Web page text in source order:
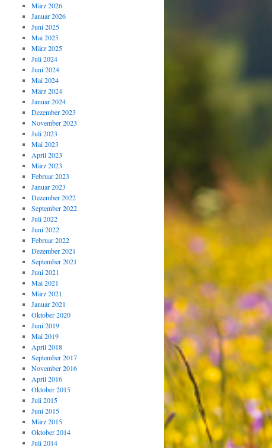
März 2026
Januar 2026
Juni 2025
Mai 2025
März 2025
Juli 2024
Juni 2024
Mai 2024
März 2024
Januar 2024
Dezember 2023
November 2023
Juli 2023
Mai 2023
April 2023
März 2023
Februar 2023
Januar 2023
Dezember 2022
September 2022
Juli 2022
Juni 2022
Februar 2022
Dezember 2021
September 2021
Juni 2021
Mai 2021
März 2021
Januar 2021
Oktober 2020
Juni 2019
Mai 2019
April 2018
September 2017
November 2016
April 2016
Oktober 2015
Juli 2015
Juni 2015
März 2015
Oktober 2014
Juli 2014